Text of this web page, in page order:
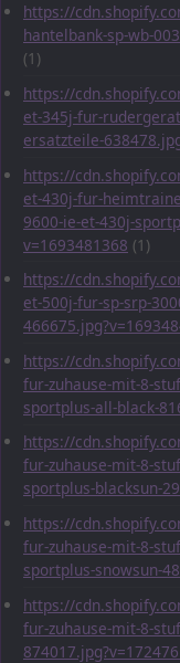
https://
hantelbank-sp-wb-
(1)
https://
et-345j-fur-
ersatzteile-
https://
et-430j-fur-
9600-ie-et-430j-
v=1693481368 (1)
https://
et-500j-fur-sp-srp-
https://
fur-zuhause-mit-8-
sportplus-all-black-
https://
fur-zuhause-mit-8-
sportplus-blacksun-
https://
fur-zuhause-mit-8-
sportplus-snowsun-
https://
fur-zuhause-mit-8-